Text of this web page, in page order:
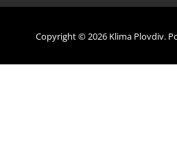
Copyright © 2026 Klima Plovdiv.